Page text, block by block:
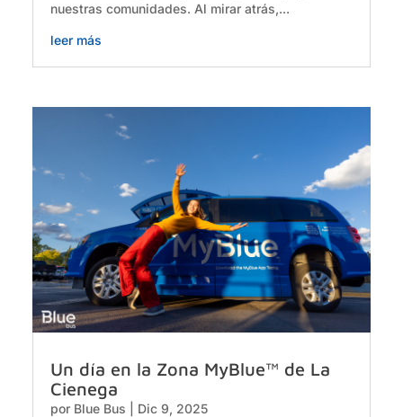
nuestras comunidades. Al mirar atrás,...
leer más
Un día en la Zona MyBlue™ de La
Cienega
por Blue Bus
Dic 9, 2025